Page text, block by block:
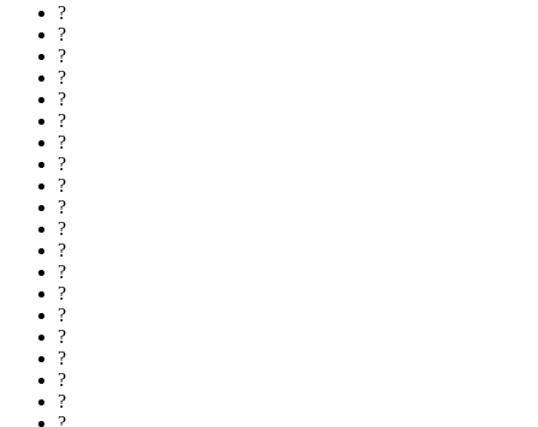
?
?
?
?
?
?
?
?
?
?
?
?
?
?
?
?
?
?
?
?